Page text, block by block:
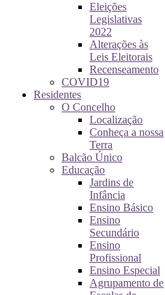
Eleições
Legislativas
2022
Alterações às
Leis Eleitorais
Recenseamento
COVID19
Residentes
O Concelho
Localização
Conheça a nossa
Terra
Balcão Único
Educação
Jardins de
Infância
Ensino Básico
Ensino
Secundário
Ensino
Profissional
Ensino Especial
Agrupamento de